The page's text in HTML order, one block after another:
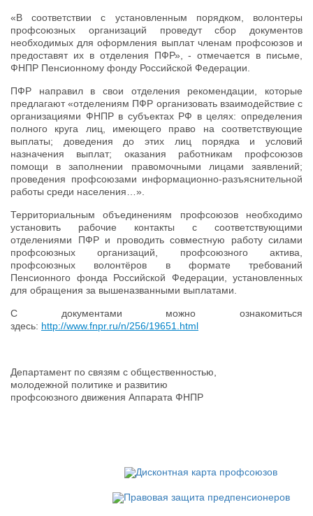
«В соответствии с установленным порядком, волонтеры
профсоюзных организаций проведут сбор документов
необходимых для оформления выплат членам профсоюзов и
предоставят их в отделения ПФР», - отмечается в письме,
ФНПР Пенсионному фонду Российской Федерации.
ПФР направил в свои отделения рекомендации, которые
предлагают «отделениям ПФР организовать взаимодействие с
организациями ФНПР в субъектах РФ в целях: определения
полного круга лиц, имеющего право на соответствующие
выплаты; доведения до этих лиц порядка и условий
назначения выплат; оказания работникам профсоюзов
помощи в заполнении правомочными лицами заявлений;
проведения профсоюзами информационно-разъяснительной
работы среди населения…».
Территориальным объединениям профсоюзов необходимо
установить рабочие контакты с соответствующими
отделениями ПФР и проводить совместную работу силами
профсоюзных организаций, профсоюзного актива,
профсоюзных волонтёров в формате требований
Пенсионного фонда Российской Федерации, установленных
для обращения за вышеназванными выплатами.
C документами можно ознакомиться
здесь: http://www.fnpr.ru/n/256/19651.html
Департамент по связям с общественностью,
молодежной политике и развитию
профсоюзного движения Аппарата ФНПР